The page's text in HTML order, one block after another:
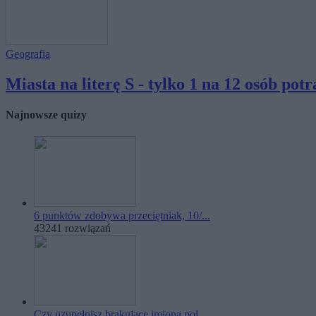
Geografia
Miasta na literę S - tylko 1 na 12 osób
Najnowsze quizy
6 punktów zdobywa przeciętniak, 10/...
43241 rozwiązań